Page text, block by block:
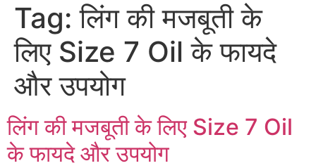
Tag:लिंग की मजबूती के
लिए Size 7 Oil के फायदे
और उपयोग
लिंग की मजबूती के लिए Size 7 Oil
के फायदे और उपयोग